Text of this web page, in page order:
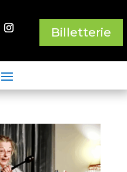
Billetterie